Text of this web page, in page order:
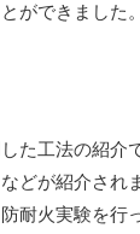
ができました。
た工法の紹介
どが紹介され
耐火実験を行